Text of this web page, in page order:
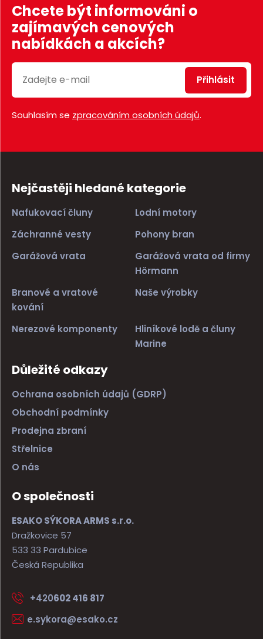
Chcete být informováni o
zajímavých cenových
nabídkách a akcích?
Přihlásit
Souhlasím se zpracováním osobních údajů.
Nejčastěji hledané kategorie
Nafukovací čluny
Lodní motory
Záchranné vesty
Pohony bran
Garážová vrata
Garážová vrata od firmy
Hörmann
Branové a vratové
kování
Naše výrobky
Nerezové komponenty
Hliníkové lodě a čluny
Marine
Důležité odkazy
Ochrana osobních údajů (GDRP)
Obchodní podmínky
Prodejna zbraní
Střelnice
O nás
O společnosti
ESAKO SÝKORA ARMS s.r.o.
Dražkovice 57
533 33 Pardubice
Česká Republika
+420602 416 817
e.sykora@esako.cz